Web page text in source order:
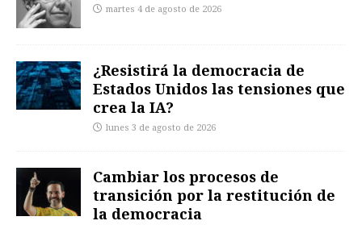
martes 4 de agosto de 2026
¿Resistirá la democracia de
Estados Unidos las tensiones que
crea la IA?
lunes 3 de agosto de 2026
Cambiar los procesos de
transición por la restitución de
la democracia